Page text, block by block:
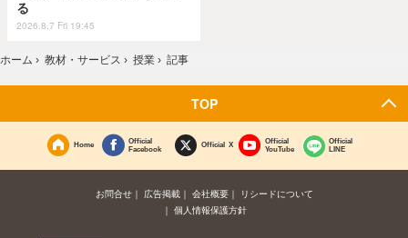
る
2026.8.7 Fri 19:45
ホーム › 教材・サービス › 授業 › 記事
TOP
Home
Official
Facebook
Official X
Official
YouTube
Official
LINE
お問合せ 広告掲載 会社概要
リシードについて
個人情報保護方針